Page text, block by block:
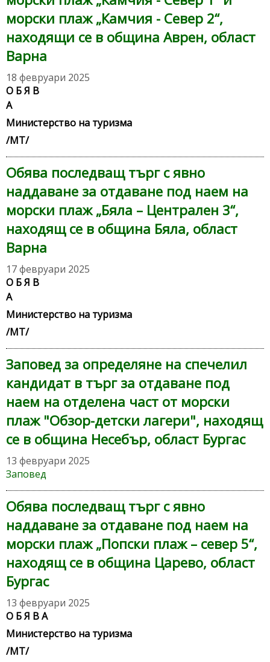
морски плаж „Камчия - Север 2“,
находящи се в община Аврен, област
Варна
18 февруари 2025
О Б Я В
Министерство на туризма
/МТ/
Обява последващ търг с явно
наддаване за отдаване под наем на
морски плаж „Бяла – Централен 3“,
находящ се в община Бяла, област
Варна
17 февруари 2025
О Б Я В
Министерство на туризма
/МТ/
Заповед за определяне на спечелил
кандидат в търг за отдаване под
наем на отделена част от морски
плаж "Обзор-детски лагери", находящ
се в община Несебър, област Бургас
13 февруари 2025
Заповед
Обява последващ търг с явно
наддаване за отдаване под наем на
морски плаж „Попски плаж – север 5“,
находящ се в община Царево, област
Бургас
13 февруари 2025
О Б Я В А
Министерство на туризма
/МТ/